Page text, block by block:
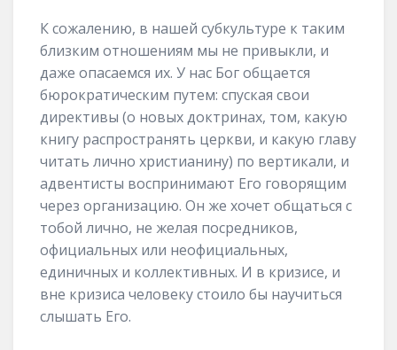
К сожалению, в нашей субкультуре к таким
близким отношениям мы не привыкли, и
даже опасаемся их. У нас Бог общается
бюрократическим путем: спуская свои
директивы (о новых доктринах, том, какую
книгу распространять церкви, и какую главу
читать лично христианину) по вертикали, и
адвентисты воспринимают Его говорящим
через организацию. Он же хочет общаться с
тобой лично, не желая посредников,
официальных или неофициальных,
единичных и коллективных. И в кризисе, и
вне кризиса человеку стоило бы научиться
слышать Его.